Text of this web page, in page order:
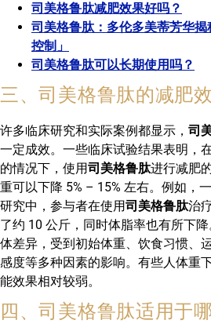
司美格鲁肽减肥效果好吗？
司美格鲁肽：多伦多美蒂芳华
控制」
司美格鲁肽可以长期使用吗？
三、司美格鲁肽的减肥
许多临床研究和实际案例都显示， 司
一定成效。一些临床试验结果表明，
的情况下，使用司美格鲁肽进行减肥
重可以下降 5% – 15% 左右。例如，
研究中，参与者在使用司美格鲁肽治
了约 10 公斤，同时体脂率也有所下
体差异，受到初始体重、饮食习惯、
感度等多种因素的影响。有些人体重
能效果相对较弱。
四、司美格鲁肽适用于